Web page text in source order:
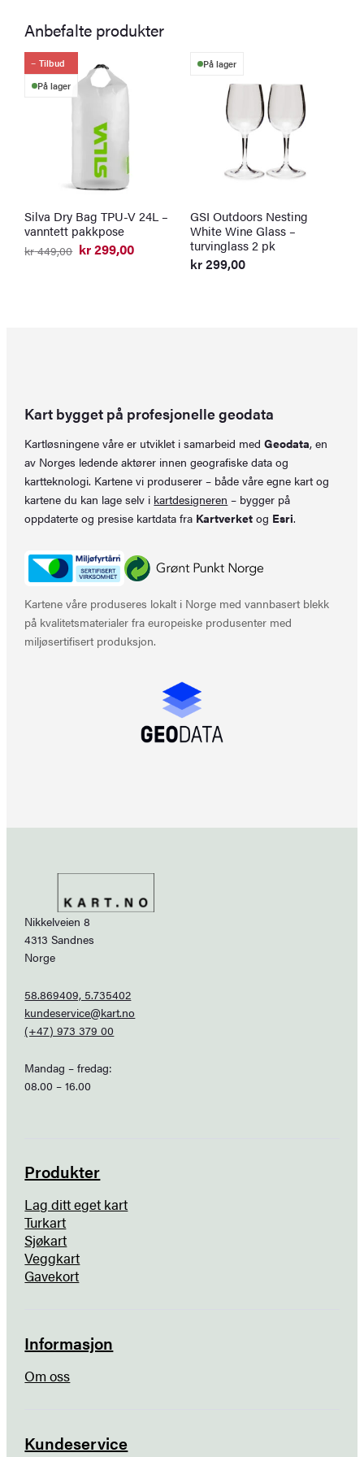
Anbefalte produkter
Tilbud
På lager
Silva Dry Bag TPU-V 24L –
vanntett pakkpose
kr449,00
Opprinnelig
kr299,00
Nåværende
På lager
GSI Outdoors Nesting
White Wine Glass –
turvinglass 2 pk
kr299,00
Kart bygget på profesjonelle geodata
Kartløsningene våre er utviklet i samarbeid medGeodata, en
av Norges ledende aktører innen geografiske data og
kartteknologi. Kartene vi produserer – både våre egne kart og
kartene du kan lage selv i kartdesigneren – bygger på
oppdaterte og presise kartdata fra Kartverket og Esri.
Kartene våre produseres lokalt i Norge med vannbasert blekk
på kvalitetsmaterialer fra europeiske produsenter med
miljøsertifisert produksjon.
Nikkelveien 8
4313 Sandnes
Norge
58.869409, 5.735402
kundeservice@kart.no
(+47) 973 379 00
Mandag – fredag:
08.00 – 16.00
Produkter
Lag ditt eget kart
Turkart
Sjøkart
Veggkart
Gavekort
Informasjon
Om oss
Kundeservice